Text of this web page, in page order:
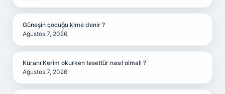
Güneşin çocuğu kime denir ?
Ağustos 7, 2026
Kuranı Kerim okurken tesettür nasıl olmalı ?
Ağustos 7, 2026